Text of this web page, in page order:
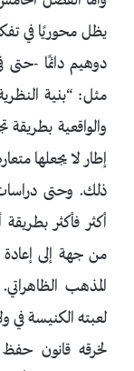
يظل محوريًا في
دوهيم دائمًا -حتى
مثل: “بنية
والواقعية بطريقة
إطار لا يجعلها
ذلك. وحتى
أكثر فأكثر
من جهة إلى
المذهب
لعبته الكنيسة في
لخرقه قانون